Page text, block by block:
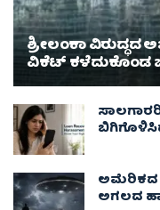
ಶ್ರೀಲಂಕಾ ವಿರುದ್ಧದ
ವಿಕೆಟ್ ಕಳೆದುಕೊಂಡ
ಅಮೆರಿಕದ
ಅಗಲದ